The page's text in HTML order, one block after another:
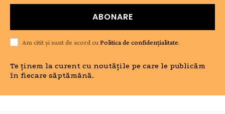
ABONARE
Am citit și sunt de acord cu Politica de confidențialitate.
Te ținem la curent cu noutățile pe care le publicăm
în fiecare săptămână.